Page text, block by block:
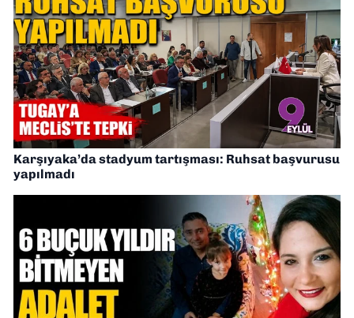
Karşıyaka’da stadyum tartışması: Ruhsat başvurusu
yapılmadı